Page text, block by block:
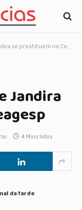
se prostituem no Ceagesp
Jandira
4 Mins lidos
da Tarde